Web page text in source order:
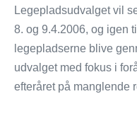
Legepladsudvalget vil
8. og 9.4.2006, og igen
legepladserne blive
udvalget med fokus i
efteråret på manglende